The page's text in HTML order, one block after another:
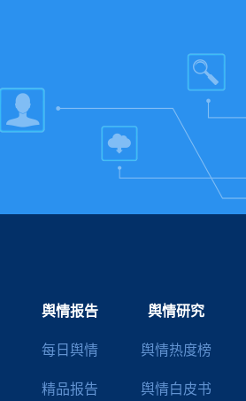
舆情报告
每日舆情
精品报告
舆情研究
舆情热度榜
舆情白皮书